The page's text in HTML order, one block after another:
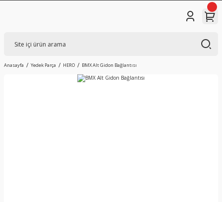
Anasayfa Yedek Parça HERO BMX Alt Gidon Bağlantısı